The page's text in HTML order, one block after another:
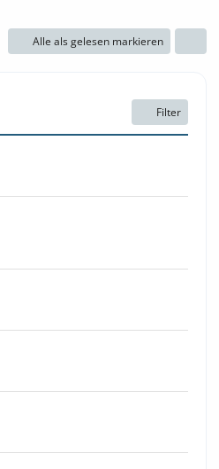
Alle als gelesen markieren
Filter